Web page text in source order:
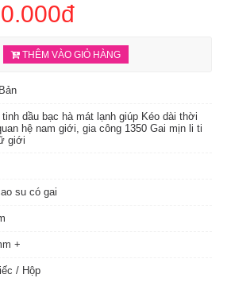
THÊM VÀO GIỎ HÀNG
dầu bạc hà mát lạnh giúp Kéo dài thời
hệ nam giới, gia công 1350 Gai mịn li ti
giới
su có gai
+
/ Hộp